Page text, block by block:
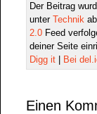
Der Beitrag
unter Technik
2.0 Feed
deiner Seite
Digg it
Bei
Einen